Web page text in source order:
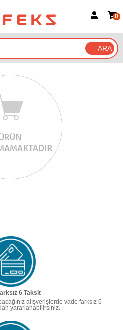
Google İle Bağlan
0
6 Taksit
alışverişlerde vade farksız 6
yararlanabilirsiniz.